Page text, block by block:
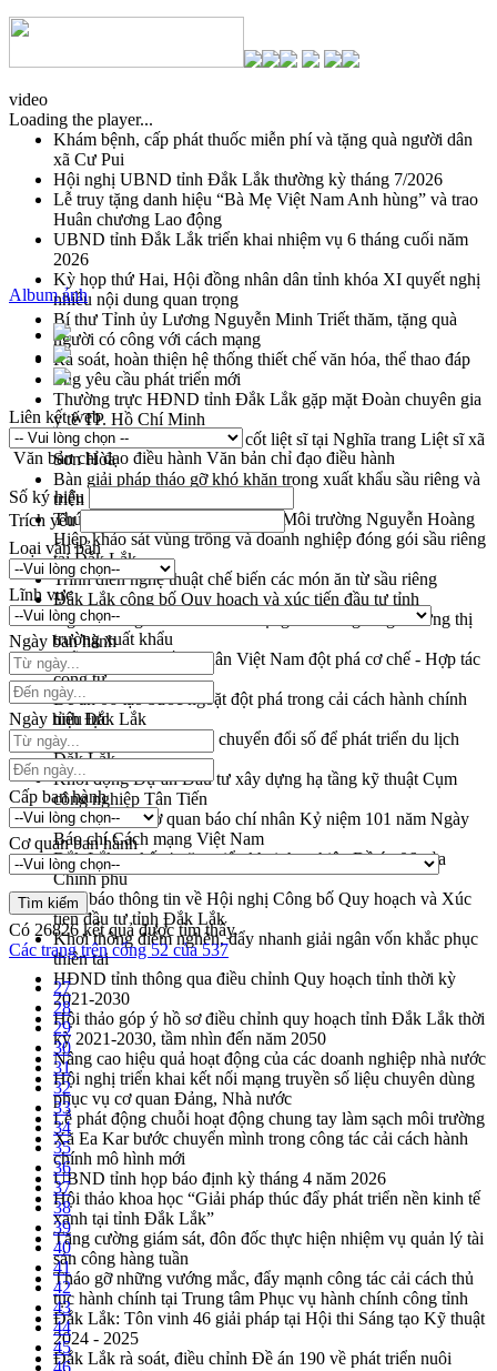
video
Loading the player...
Khám bệnh, cấp phát thuốc miễn phí và tặng quà người dân
xã Cư Pui
Hội nghị UBND tỉnh Đắk Lắk thường kỳ tháng 7/2026
Lễ truy tặng danh hiệu “Bà Mẹ Việt Nam Anh hùng” và trao
Huân chương Lao động
UBND tỉnh Đắk Lắk triển khai nhiệm vụ 6 tháng cuối năm
2026
Kỳ họp thứ Hai, Hội đồng nhân dân tỉnh khóa XI quyết nghị
nhiều nội dung quan trọng
Bí thư Tỉnh ủy Lương Nguyễn Minh Triết thăm, tặng quà
người có công với cách mạng
Rà soát, hoàn thiện hệ thống thiết chế văn hóa, thể thao đáp
ứng yêu cầu phát triển mới
Thường trực HĐND tỉnh Đắk Lắk gặp mặt Đoàn chuyên gia
y tế TP. Hồ Chí Minh
Lễ truy điệu và an táng hài cốt liệt sĩ tại Nghĩa trang Liệt sĩ xã
Sơn Hòa
Bàn giải pháp tháo gỡ khó khăn trong xuất khẩu sầu riêng và
triển khai quy định EUDR
Thứ trưởng Bộ Nông nghiệp và Môi trường Nguyễn Hoàng
Hiệp khảo sát vùng trồng và doanh nghiệp đóng gói sầu riêng
tại Đắk Lắk
Trình diễn nghệ thuật chế biến các món ăn từ sầu riêng
Đắk Lắk công bố Quy hoạch và xúc tiến đầu tư tỉnh
Ngành cá ngừ Đắk Lắk chủ động thích ứng để giữ vững thị
trường xuất khẩu
Diễn đàn Kinh tế tư nhân Việt Nam đột phá cơ chế - Hợp tác
công tư
Đề án 06 tạo bước ngoặt đột phá trong cải cách hành chính
tỉnh Đắk Lắk
Kết nối tour, đẩy mạnh chuyển đổi số để phát triển du lịch
Đắk Lắk
Khởi động Dự án Đầu tư xây dựng hạ tầng kỹ thuật Cụm
công nghiệp Tân Tiến
Gặp mặt các cơ quan báo chí nhân Kỷ niệm 101 năm Ngày
Báo chí Cách mạng Việt Nam
Đắk Lắk sơ kết 4 năm triển khai thực hiện Đề án 06 của
Chính phủ
Họp báo thông tin về Hội nghị Công bố Quy hoạch và Xúc
tiến đầu tư tỉnh Đắk Lắk
Khơi thông điểm nghẽn, đẩy nhanh giải ngân vốn khắc phục
thiên tai
HĐND tỉnh thông qua điều chỉnh Quy hoạch tỉnh thời kỳ
2021-2030
Hội thảo góp ý hồ sơ điều chỉnh quy hoạch tỉnh Đắk Lắk thời
kỳ 2021-2030, tầm nhìn đến năm 2050
Nâng cao hiệu quả hoạt động của các doanh nghiệp nhà nước
Hội nghị triển khai kết nối mạng truyền số liệu chuyên dùng
phục vụ cơ quan Đảng, Nhà nước
Lễ phát động chuỗi hoạt động chung tay làm sạch môi trường
Xã Ea Kar bước chuyển mình trong công tác cải cách hành
chính mô hình mới
UBND tỉnh họp báo định kỳ tháng 4 năm 2026
Hội thảo khoa học “Giải pháp thúc đẩy phát triển nền kinh tế
xanh tại tỉnh Đắk Lắk”
Tăng cường giám sát, đôn đốc thực hiện nhiệm vụ quản lý tài
sản công hàng tuần
Tháo gỡ những vướng mắc, đẩy mạnh công tác cải cách thủ
tục hành chính tại Trung tâm Phục vụ hành chính công tỉnh
Đắk Lắk: Tôn vinh 46 giải pháp tại Hội thi Sáng tạo Kỹ thuật
2024 - 2025
Đắk Lắk rà soát, điều chỉnh Đề án 190 về phát triển nuôi
Album ảnh
Liên kết web
Văn bản chỉ đạo điều hành Văn bản chỉ đạo điều hành
Số ký hiệu
Trích yếu
Loại văn bản
Lĩnh vực
Ngày ban hành
Ngày hiệu lực
Cấp ban hành
Cơ quan ban hành
Có 26826kết quả được tìm thấy
Các trang trên cổng 52 của 537
27
28
29
30
31
32
33
34
35
36
37
38
39
40
41
42
43
44
45